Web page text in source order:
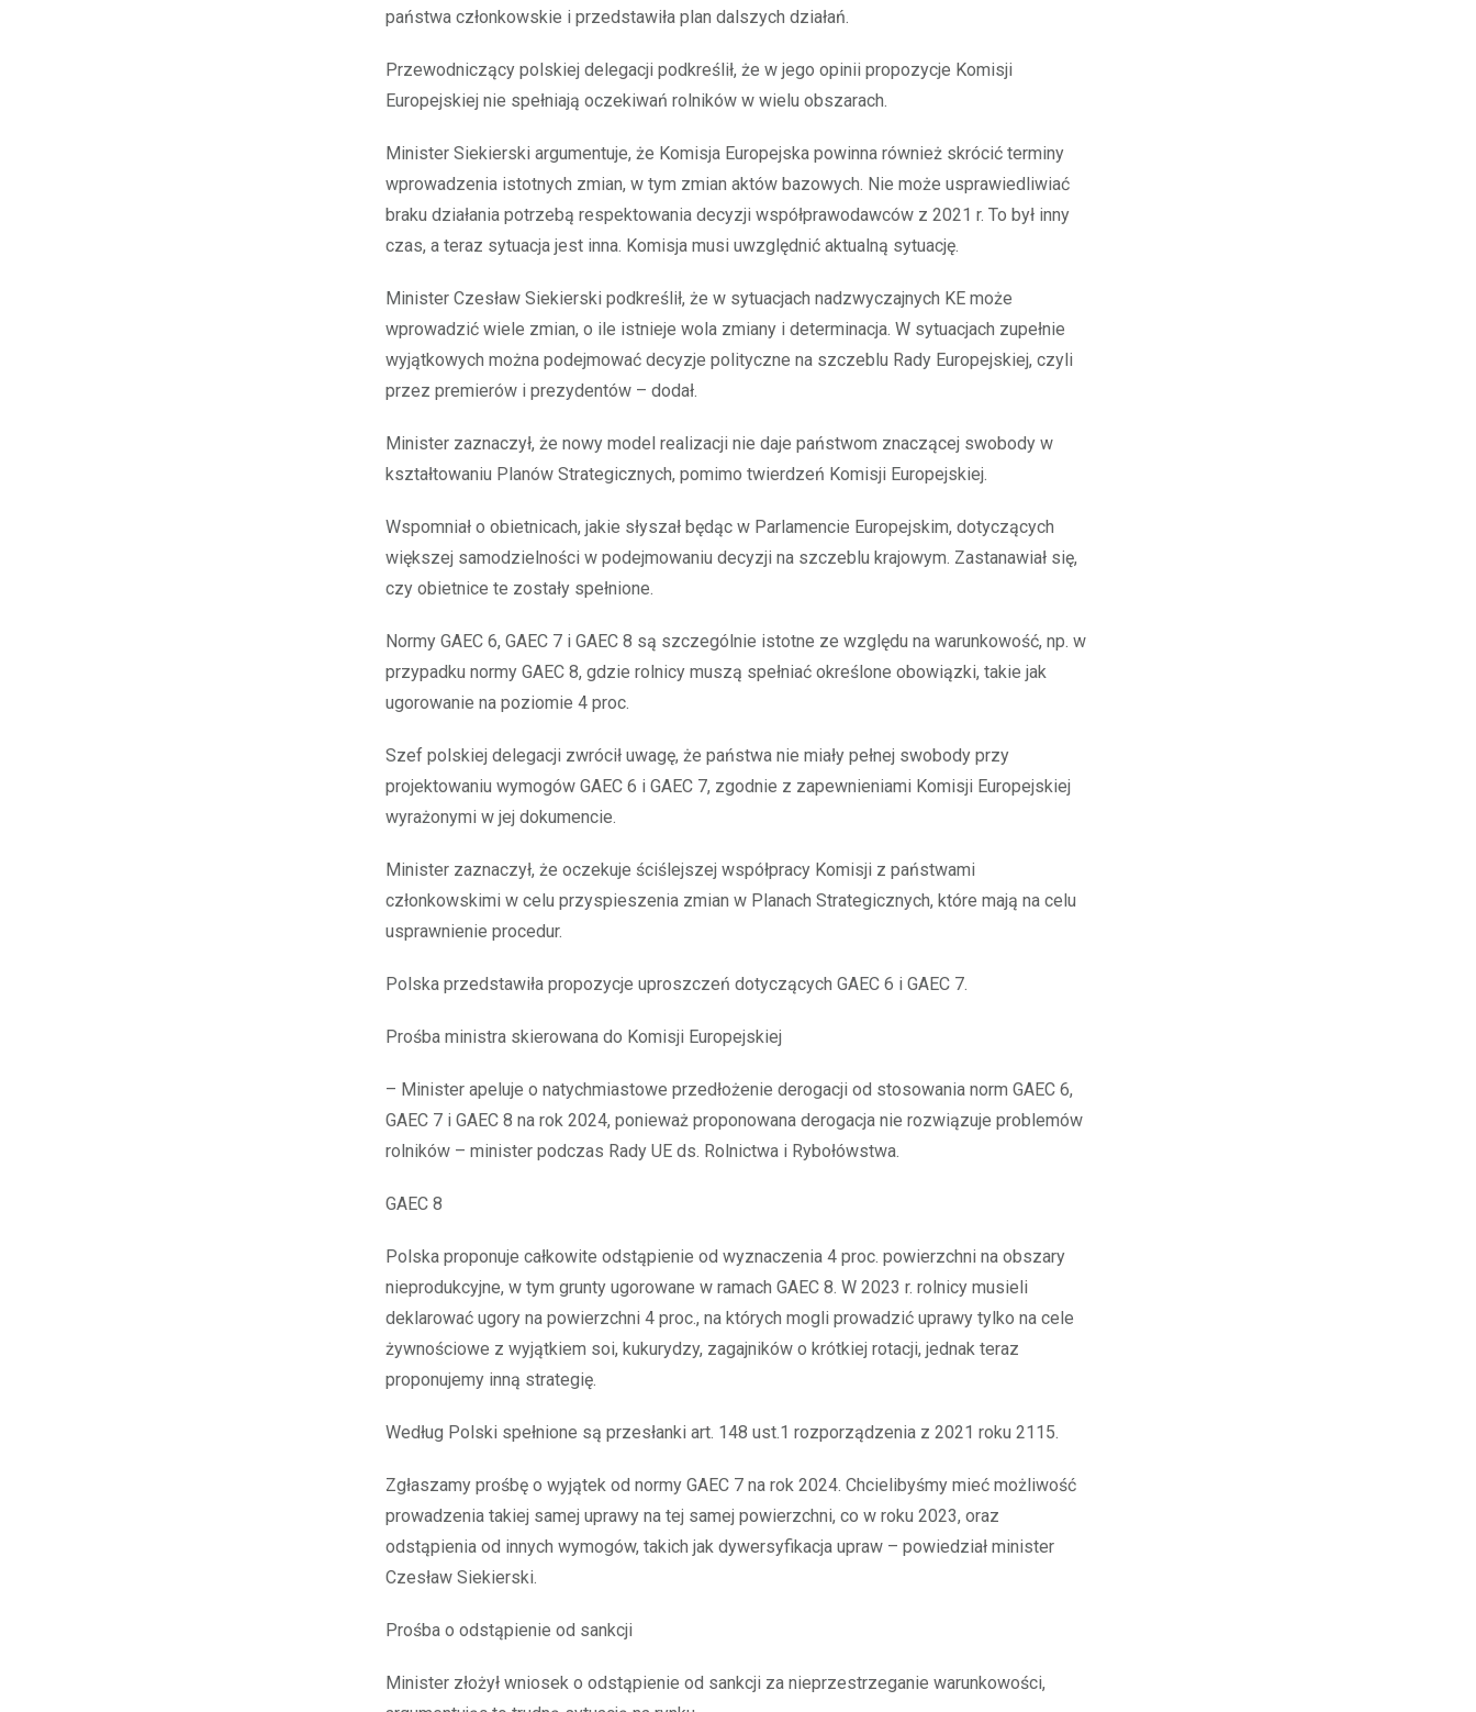
państwa członkowskie i przedstawiła plan dalszych działań.
Przewodniczący polskiej delegacji podkreślił, że w jego opinii propozycje Komisji
Europejskiej nie spełniają oczekiwań rolników w wielu obszarach.
Minister Siekierski argumentuje, że Komisja Europejska powinna również skrócić terminy
wprowadzenia istotnych zmian, w tym zmian aktów bazowych. Nie może usprawiedliwiać
braku działania potrzebą respektowania decyzji współprawodawców z 2021 r. To był inny
czas, a teraz sytuacja jest inna. Komisja musi uwzględnić aktualną sytuację.
Minister Czesław Siekierski podkreślił, że w sytuacjach nadzwyczajnych KE może
wprowadzić wiele zmian, o ile istnieje wola zmiany i determinacja. W sytuacjach zupełnie
wyjątkowych można podejmować decyzje polityczne na szczeblu Rady Europejskiej, czyli
przez premierów i prezydentów – dodał.
Minister zaznaczył, że nowy model realizacji nie daje państwom znaczącej swobody w
kształtowaniu Planów Strategicznych, pomimo twierdzeń Komisji Europejskiej.
Wspomniał o obietnicach, jakie słyszał będąc w Parlamencie Europejskim, dotyczących
większej samodzielności w podejmowaniu decyzji na szczeblu krajowym. Zastanawiał się,
czy obietnice te zostały spełnione.
Normy GAEC 6, GAEC 7 i GAEC 8 są szczególnie istotne ze względu na warunkowość, np. w
przypadku normy GAEC 8, gdzie rolnicy muszą spełniać określone obowiązki, takie jak
ugorowanie na poziomie 4 proc.
Szef polskiej delegacji zwrócił uwagę, że państwa nie miały pełnej swobody przy
projektowaniu wymogów GAEC 6 i GAEC 7, zgodnie z zapewnieniami Komisji Europejskiej
wyrażonymi w jej dokumencie.
Minister zaznaczył, że oczekuje ściślejszej współpracy Komisji z państwami
członkowskimi w celu przyspieszenia zmian w Planach Strategicznych, które mają na celu
usprawnienie procedur.
Polska przedstawiła propozycje uproszczeń dotyczących GAEC 6 i GAEC 7.
Prośba ministra skierowana do Komisji Europejskiej
– Minister apeluje o natychmiastowe przedłożenie derogacji od stosowania norm GAEC 6,
GAEC 7 i GAEC 8 na rok 2024, ponieważ proponowana derogacja nie rozwiązuje problemów
rolników – minister podczas Rady UE ds. Rolnictwa i Rybołówstwa.
GAEC 8
Polska proponuje całkowite odstąpienie od wyznaczenia 4 proc. powierzchni na obszary
nieprodukcyjne, w tym grunty ugorowane w ramach GAEC 8. W 2023 r. rolnicy musieli
deklarować ugory na powierzchni 4 proc., na których mogli prowadzić uprawy tylko na cele
żywnościowe z wyjątkiem soi, kukurydzy, zagajników o krótkiej rotacji, jednak teraz
proponujemy inną strategię.
Według Polski spełnione są przesłanki art. 148 ust.1 rozporządzenia z 2021 roku 2115.
Zgłaszamy prośbę o wyjątek od normy GAEC 7 na rok 2024. Chcielibyśmy mieć możliwość
prowadzenia takiej samej uprawy na tej samej powierzchni, co w roku 2023, oraz
odstąpienia od innych wymogów, takich jak dywersyfikacja upraw – powiedział minister
Czesław Siekierski.
Prośba o odstąpienie od sankcji
Minister złożył wniosek o odstąpienie od sankcji za nieprzestrzeganie warunkowości,